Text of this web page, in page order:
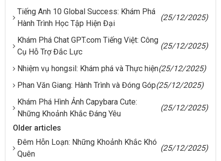
Tiếng Anh 10 Global Success: Khám Phá
Hành Trình Học Tập Hiện Đại
(25/12/2025)
Khám Phá Chat GPT.com Tiếng Việt: Công
Cụ Hỗ Trợ Đắc Lực
(25/12/2025)
Nhiệm vụ hongsil: Khám phá và Thực hiện(25/12/2025)
Phan Văn Giang: Hành Trình và Đóng Góp(25/12/2025)
Khám Phá Hình Ảnh Capybara Cute:
Những Khoảnh Khắc Đáng Yêu
(25/12/2025)
Older articles
Đêm Hỗn Loạn: Những Khoảnh Khắc Khó
Quên
(25/12/2025)